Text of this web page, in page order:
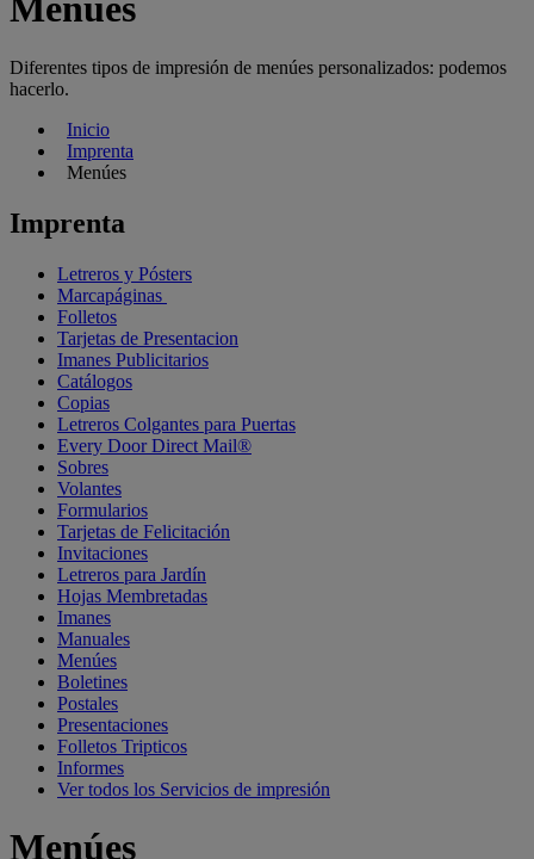
Menúes
Diferentes tipos de impresión de menúes personalizados: podemos
hacerlo.
Inicio
Imprenta
Menúes
Imprenta
Letreros y Pósters
Marcapáginas
Folletos
Tarjetas de Presentacion
Imanes Publicitarios
Catálogos
Copias
Letreros Colgantes para Puertas
Every Door Direct Mail®
Sobres
Volantes
Formularios
Tarjetas de Felicitación
Invitaciones
Letreros para Jardín
Hojas Membretadas
Imanes
Manuales
Menúes
Boletines
Postales
Presentaciones
Folletos Tripticos
Informes
Ver todos los Servicios de impresión
Menúes